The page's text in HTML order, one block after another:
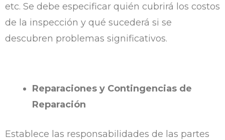
etc. Se debe especificar quién cubrirá los costos
de la inspección y qué sucederá si se
descubren problemas significativos.
Reparaciones y Contingencias de
Reparación
Establece las responsabilidades de las partes